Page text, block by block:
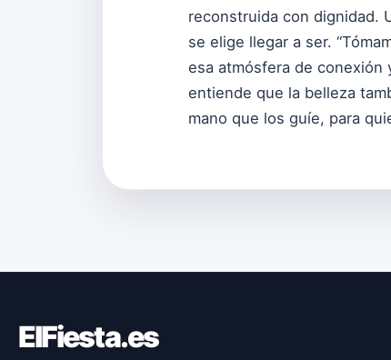
reconstruida con dignidad.
se elige llegar a ser.
esa atmósfera de conexión
entiende que la belleza
mano que los guíe, para
ElFiesta.es